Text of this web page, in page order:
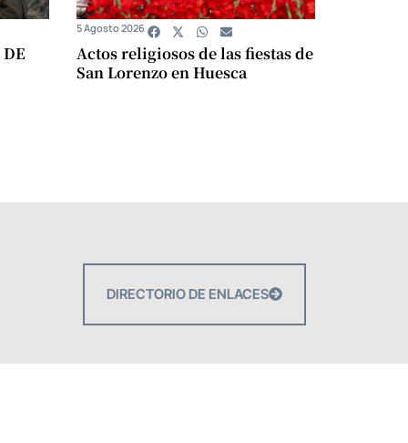
Actos religiosos de las fiestas de
San Lorenzo en Huesca
5 Agosto 2026
DIRECTORIO DE ENLACES